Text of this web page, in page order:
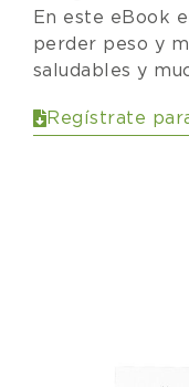
En este eBook
perder peso y
saludables y
Regístrate